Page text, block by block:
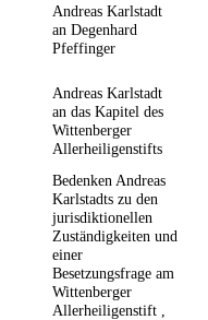
Andreas Karlstadt
an Degenhard
Pfeffinger
Andreas Karlstadt
an das Kapitel des
Wittenberger
Allerheiligenstifts
Bedenken Andreas
Karlstadts zu den
jurisdiktionellen
Zuständigkeiten und
einer
Besetzungsfrage am
Wittenberger
Allerheiligenstift ,